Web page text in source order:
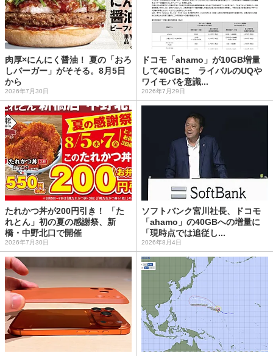
肉厚×にんにく醤油！ 夏の「おろ
しバーガー」がそそる。8月5日
から
2026年7月30日
ドコモ「ahamo」が10GB増量
して40GBに ライバルのUQや
ワイモバを意識...
2026年7月29日
たれかつ丼が200円引き！ 「た
れとん」初の夏の感謝祭、新
橋・中野北口で開催
2026年7月30日
ソフトバンク宮川社長、ドコモ
「ahamo」の40GBへの増量に
「現時点では追従し...
2026年8月4日